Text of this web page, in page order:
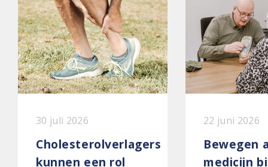
30 juli 2026
Cholesterolverlagers
kunnen een rol
22 juni 2026
Bewegen
medicijn